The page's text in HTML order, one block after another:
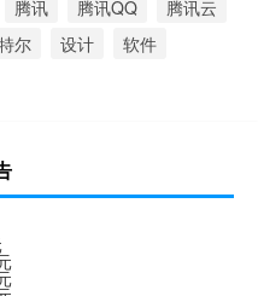
腾讯 腾讯QQ
腾讯云
尔 设计
软件